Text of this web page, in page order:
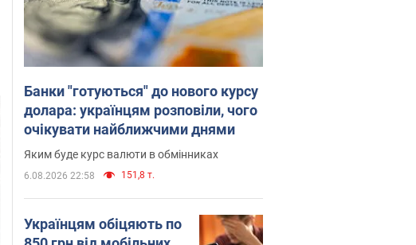
Банки "готуються" до нового курсу
долара: українцям розповіли, чого
очікувати найближчими днями
Яким буде курс валюти в обмінниках
6.08.2026 22:58 151,8 т.
Українцям обіцяють по